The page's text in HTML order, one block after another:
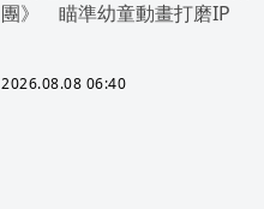
團》 瞄準幼童動畫打磨IP
2026.08.08 06:40